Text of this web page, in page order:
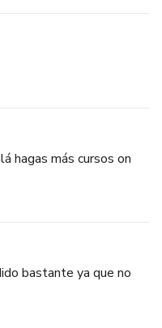
hagas más cursos on
bastante ya que no